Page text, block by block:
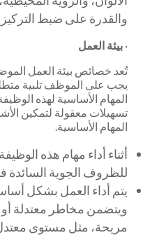
والقدرة على ضبط
· بيئة العمل
تُعد خصائص بيئة العمل
يجب على الموظف تلبية
المهام الأساسية لهذه
تسهيلات معقولة لتمكين
المهام الأساسية.
أثناء أداء مهام هذه
للظروف الجوية السائدة
يتم أداء العمل بشكل
ويتضمن مخاطر معتدلة أو
مريحة، مثل مستوى